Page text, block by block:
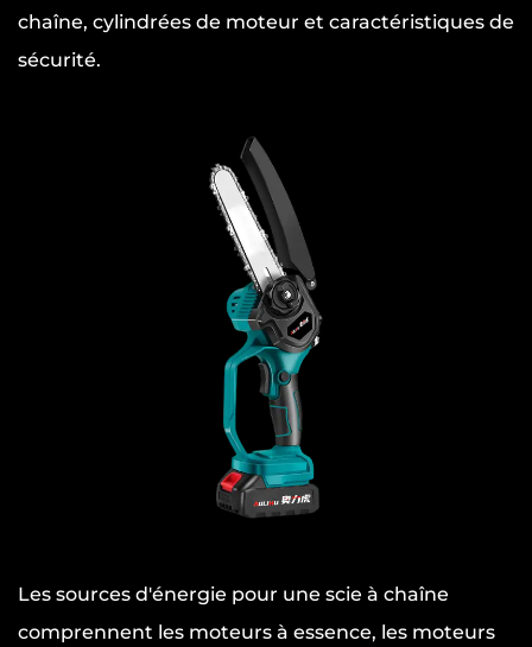
chaîne, cylindrées de moteur et caractéristiques de
sécurité.
Les sources d'énergie pour une scie à chaîne
comprennent les moteurs à essence, les moteurs